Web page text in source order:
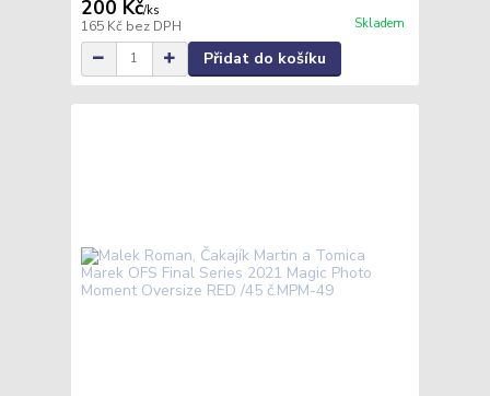
200 Kč/ks
165 Kč bez DPH Skladem
Přidat do košíku